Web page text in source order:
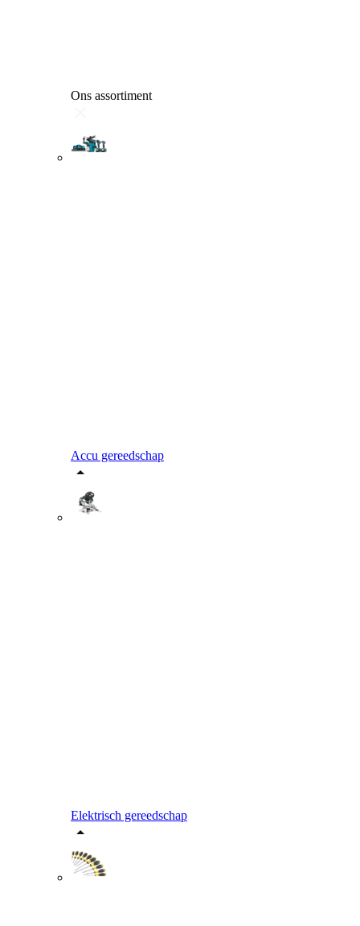
Ons assortiment
Accu gereedschap
Elektrisch gereedschap